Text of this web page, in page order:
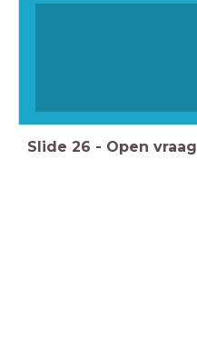
Slide 26 - Open vraag